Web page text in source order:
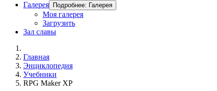
Галерея
Подробнее: Галерея
Моя галерея
Загрузить
Зал славы
Главная
Энциклопедия
Учебники
RPG Maker XP